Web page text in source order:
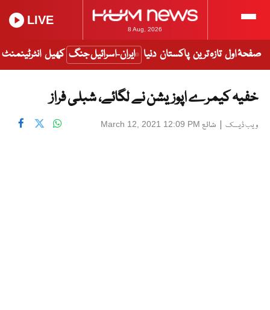
8 Aug, 2026
LIVE
صفحۂ اول تازہ ترین پاکستان دنیا ایران-اسرائیل جنگ کھیل انٹرٹینمنٹ
خفیہ کیمرے اپوزیشن نے لگائے، شبلی فراز
ویب ڈیسک | شائع March 12, 2021 12:09 PM